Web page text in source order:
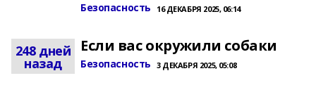
Безопасность 16 ДЕКАБРЯ 2025, 06:14
248 дней
назад
Если вас окружили собаки
Безопасность 3 ДЕКАБРЯ 2025, 05:08